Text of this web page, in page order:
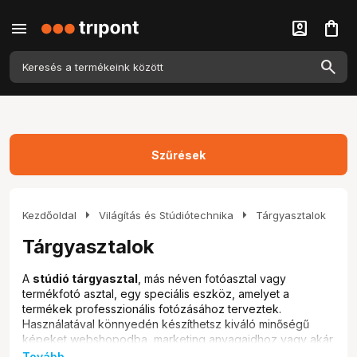
menu account_box shopping_bag
Kezdőoldal arrow_right Világítás és Stúdiótechnika arrow_right Tárgyasztalok
Tárgyasztalok
A stúdió tárgyasztal , más néven fotóasztal vagy
termékfotó asztal, egy speciális eszköz, amelyet a
termékek professzionális fotózásához terveztek.
Használatával könnyedén készíthetsz kiváló minőségű
képeket webshopodba, marketing anyagaidhoz vagy akár
portfóliódba. A
Szűrések